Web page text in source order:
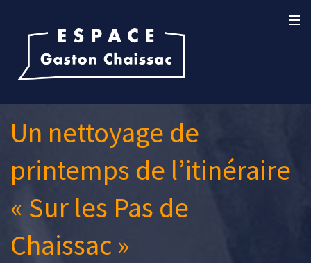
Un nettoyage de
printemps de l’itinéraire
« Sur les Pas de
Chaissac »